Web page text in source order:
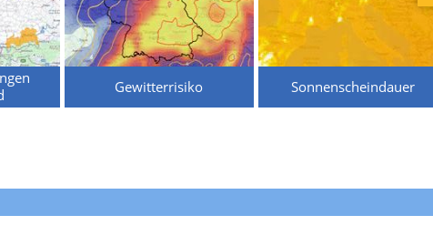
Gewitterrisiko Sonnenscheindauer